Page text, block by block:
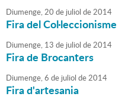
Diumenge,20 de juliol de2014
Fira del Col·leccionisme
Diumenge, 13 de juliol de2014
Fira de Brocanters
Diumenge,6 de juliol de2014
Fira d'artesania